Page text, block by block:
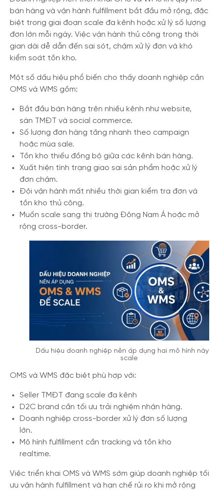
bán hàng và vận hành fulfillment bắt đầu mở rộng, đặc
biệt trong giai đoạn scale đa kênh hoặc xử lý số lượng
đơn lớn mỗi ngày. Việc vận hành thủ công trong thời
gian dài dễ dẫn đến sai sót, chậm xử lý đơn và khó
kiểm soát tồn kho.
Một số dấu hiệu phổ biến cho thấy doanh nghiệp cần
OMS và WMS gồm:
Bắt đầu bán hàng trên nhiều kênh như website,
sàn TMĐT và social commerce.
Số lượng đơn hàng tăng nhanh theo campaign
hoặc mùa sale.
Tồn kho thiếu đồng bộ giữa các kênh bán hàng.
Xuất hiện tình trạng giao sai sản phẩm hoặc xử lý
đơn chậm.
Đội vận hành mất nhiều thời gian kiểm tra đơn và
tồn kho thủ công.
Muốn scale sang thị trường Đông Nam Á hoặc mở
rộng cross-border.
Dấu hiệu doanh nghiệp nên áp dụng hai mô hình này
scale
OMS và WMS đặc biệt phù hợp với:
Seller TMĐT đang scale đa kênh
D2C brand cần tối ưu trải nghiệm nhận hàng.
Doanh nghiệp cross-border xử lý đơn số lượng
lớn.
Mô hình fulfillment cần tracking và tồn kho
realtime.
Việc triển khai OMS và WMS sớm giúp doanh nghiệp tối
ưu vận hành fulfillment và hạn chế rủi ro khi mở rộng